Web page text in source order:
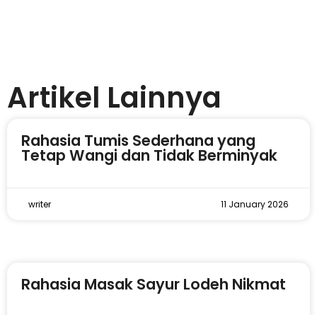
Artikel Lainnya
Rahasia Tumis Sederhana yang
Tetap Wangi dan Tidak Berminyak
writer 11 January 2026
Rahasia Masak Sayur Lodeh Nikmat